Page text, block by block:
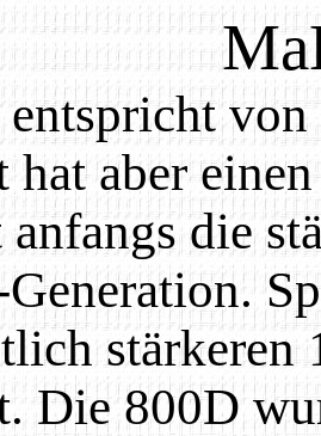
von
hat aber
die
Die 800D